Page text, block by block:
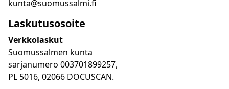
kunta@suomussalmi.fi
Laskutusosoite
Verkkolaskut
Suomussalmen kunta
sarjanumero 003701899257,
PL 5016, 02066 DOCUSCAN.